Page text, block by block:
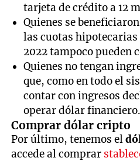
tarjeta de crédito a 12
Quienes se
las cuotas
2022 tampoco pueden
Quienes no tengan
que, como en todo el
contar con ingresos
operar dólar financiero.
Comprar dólar cripto
Por último, tenemos el
accede al comprar